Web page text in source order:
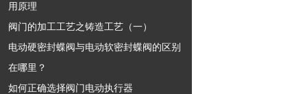
用原理
阀门的加工工艺之铸造工艺（一）
电动硬密封蝶阀与电动软密封蝶阀的区别
在哪里？
如何正确选择阀门电动执行器